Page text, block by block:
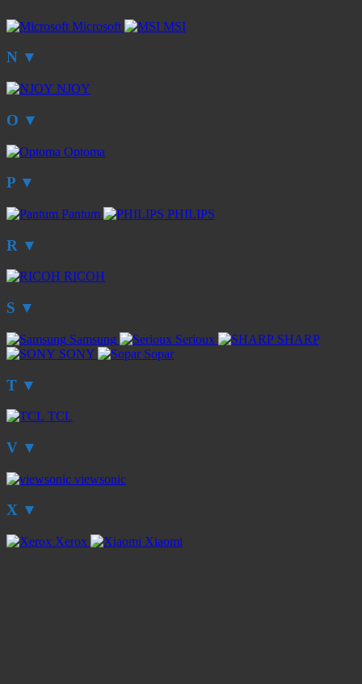
Microsoft MSI
N ▼
NJOY
O ▼
Optoma
P ▼
Pantum PHILIPS
R ▼
RICOH
S ▼
Samsung Serioux
SHARP
SONY
Sopar
T ▼
TCL
V ▼
viewsonic
X ▼
Xerox Xiaomi